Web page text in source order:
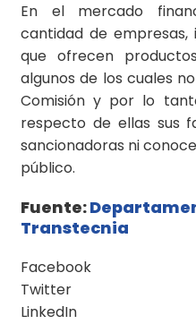
En el mercado
cantidad de empresas,
que ofrecen
algunos de los cuales
Comisión y por lo
respecto de ellas sus
sancionadoras ni
público.
Fuente:
Transtecnia
Facebook
Twitter
LinkedIn